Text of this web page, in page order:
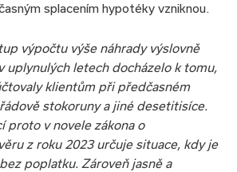
splacením hypotéky vzniknou.
výpočtu výše náhrady výslovně
uplynulých letech docházelo k tomu,
klientům při předčasném
stokoruny a jiné desetitisíce.
proto v novele zákona o
z roku 2023 určuje situace, kdy je
poplatku. Zároveň jasně a